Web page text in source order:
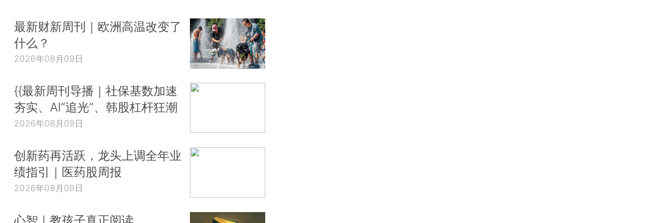
最新财新周刊｜欧洲高温改变了
什么？
2026年08月09日
{{最新周刊导播｜社保基数加速
夯实、AI“追光”、韩股杠杆狂潮
2026年08月09日
创新药再活跃，龙头上调全年业
绩指引｜医药股周报
2026年08月09日
心智｜教孩子真正阅读